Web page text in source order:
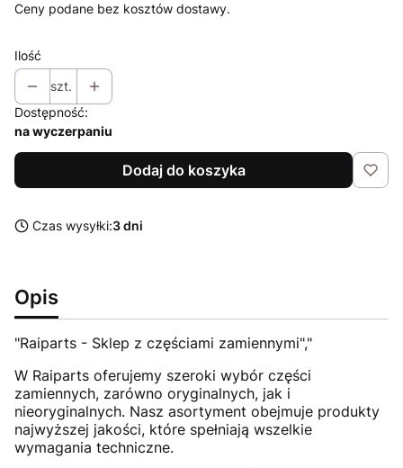
Ceny podane bez kosztów dostawy.
Ilość
szt.
Dostępność:
na wyczerpaniu
Dodaj do koszyka
Czas wysyłki:3 dni
Opis
"Raiparts - Sklep z częściami zamiennymi","
W Raiparts oferujemy szeroki wybór części
zamiennych, zarówno oryginalnych, jak i
nieoryginalnych. Nasz asortyment obejmuje produkty
najwyższej jakości, które spełniają wszelkie
wymagania techniczne.